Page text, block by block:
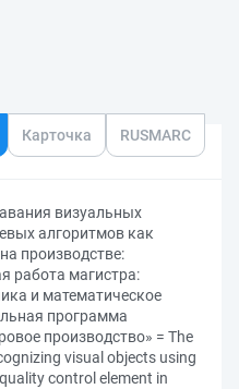
Карточка RUSMARC
визуальных
алгоритмов как
производстве:
работа магистра:
и математическое
программа
производство» = The
visual objects using
control element in